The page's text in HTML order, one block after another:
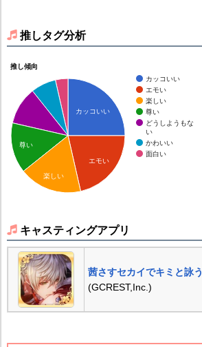
推しタグ分析
推し傾向
カッコいい
エモい
楽しい
尊い
どうしようもな
い
かわいい
面白い
カッコいい
エモい
尊い
楽しい
キャスティングアプリ
茜さすセカイでキミと詠う
(GCREST,Inc.)